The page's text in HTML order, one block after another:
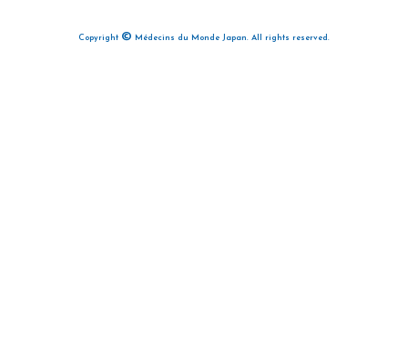
Copyright © Médecins du Monde Japan. All rights reserved.